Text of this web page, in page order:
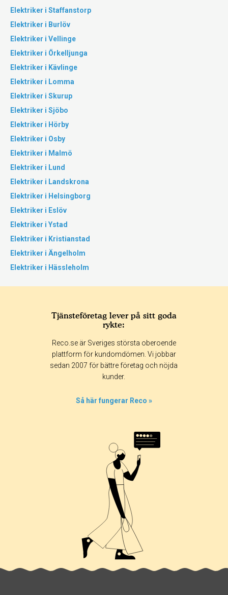
Elektriker i Staffanstorp
Elektriker i Burlöv
Elektriker i Vellinge
Elektriker i Örkelljunga
Elektriker i Kävlinge
Elektriker i Lomma
Elektriker i Skurup
Elektriker i Sjöbo
Elektriker i Hörby
Elektriker i Osby
Elektriker i Malmö
Elektriker i Lund
Elektriker i Landskrona
Elektriker i Helsingborg
Elektriker i Eslöv
Elektriker i Ystad
Elektriker i Kristianstad
Elektriker i Ängelholm
Elektriker i Hässleholm
Tjänsteföretag lever på sitt goda
rykte:
Reco.se är Sveriges största oberoende
plattform för kundomdömen. Vi jobbar
sedan 2007 för bättre företag och nöjda
kunder.
Så här fungerar Reco »